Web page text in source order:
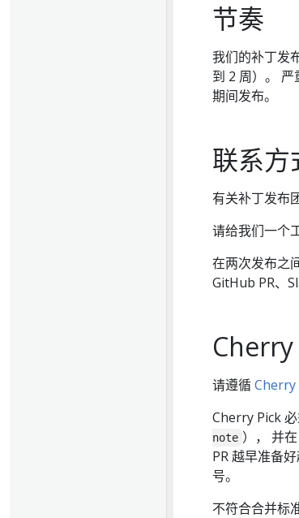
节奏
我们的补丁发
到 2 周）。
期间发布。
联系方
有关补丁发布
请给我们一个
在两次发布之
GitHub PR、
请遵循Cherry
Cherry Pick
note ）， 并
PR 越早准备
号。
不符合合并标